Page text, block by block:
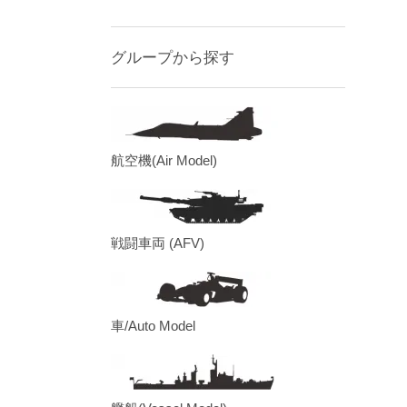
グループから探す
航空機(Air Model)
戦闘車両 (AFV)
車/Auto Model